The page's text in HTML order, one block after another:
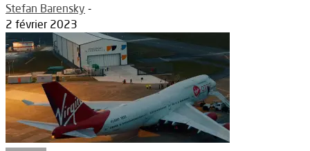
Stefan Barensky -
2 février 2023